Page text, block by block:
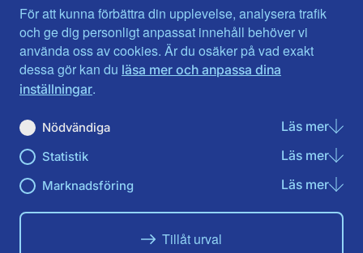
För att kunna förbättra din upplevelse, analysera trafik
och ge dig personligt anpassat innehåll behöver vi
använda oss av cookies. Är du osäker på vad exakt
dessa gör kan du läsa mer och anpassa dina
inställningar.
Nödvändiga Läs merom
Statistik Läs merom
Marknadsföring Läs merom
Tillåt urval
Jämtlands län
Jönköpings län
Kalmar län
Kronobergs län
Norrbotten
Skåne län
Västra Götaland
Västernorrland
Västmanland
Örebro län
Du hittar oss här på sociala medier
FacebookTwitter Instagram